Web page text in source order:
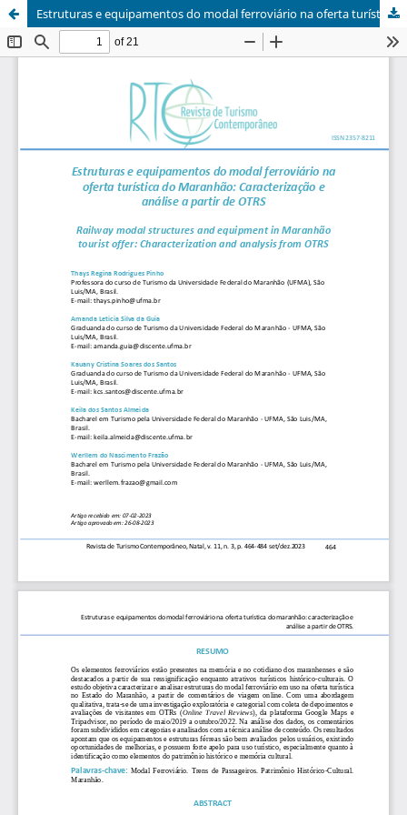
Estruturas e equipamentos do modal ferroviário na oferta turística do Maranhão